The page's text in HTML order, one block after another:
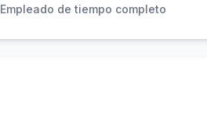
Empleado de tiempo completo